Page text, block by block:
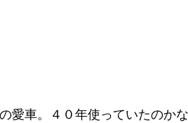
愛車。４０年使っていたのか